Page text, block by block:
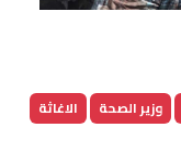
وزير الصحة
الاغاثة